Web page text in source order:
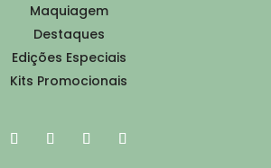
Maquiagem
Destaques
Edições Especiais
Kits Promocionais